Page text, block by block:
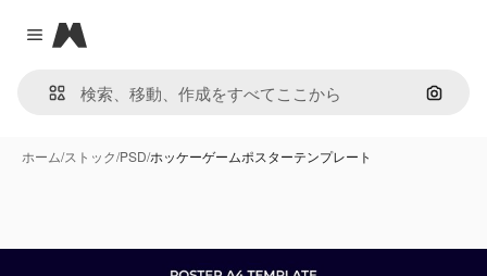
Close menu
Magnific
画像で
ホーム/ストック/PSD/ホッケーゲームポスターテンプレート